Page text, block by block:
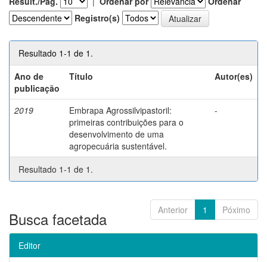
Registro(s)
Resultado 1-1 de 1.
Ano de
publicação
Título Autor(es)
2019
Embrapa Agrossilvipastoril:
primeiras contribuições para o
desenvolvimento de uma
agropecuária sustentável.
-
Resultado 1-1 de 1.
Anterior 1 Póximo
Busca facetada
Editor